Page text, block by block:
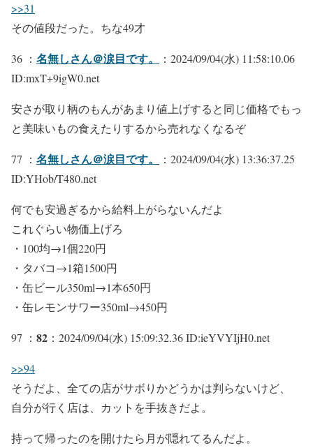
>>31
その値段だった。ちな49才
36 ： 名無しさん＠涙目です。
：2024/09/04(水) 11:58:10.06
ID:mxT+9igW0.net
安さが取り柄のもんがあまり値上げすると同じ価格でもっ
と美味いもの食えたりするから売れなくなるぞ
77 ： 名無しさん＠涙目です。
：2024/09/04(水) 13:36:37.25
ID:YHob/T480.net
何でも安過ぎるから給料上がらないんだよ
これぐらい物価上げろ
・100均→1個220円
・タバコ→1箱1500円
・缶ビール350ml→1本650円
・缶レモンサワー350ml→450円
97 ： 82 ：2024/09/04(水) 15:09:32.36 ID:ieYVYIjH0.net
>>94
そうだよ、全ての店がサボりかどうかは判らないけど、
自分が行く店は、カットを手抜きだよ。
持って帰ったのを開けたら月が隠れてるんだよ。